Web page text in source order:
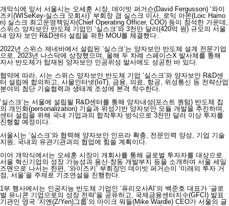
개막식에 앞서 서울시는 오세훈 시장, 데이빗 퍼거슨(David Fergusson) ‘와이
즈키(WISeKey-실스크 모회사)’ 부회장 겸 실스크 이사, 로익 아몬(Loic Hamo
n) 실스크 최고운영책임자(Chief Operating Officer, COO) 등이 참석한 가운데,
스위스 양자보안 반도체 기업인 ‘실스크’와 3천만 달러(420억 원) 규모의 서울
내 양자 보안 R&D센터 설립을 위한 MOU를 체결했다.
2022년 스위스 제네바에서 설립된 ‘실스크’는 양자보안 반도체 설계 전문기업
으로, 2023년 나스닥에 상장했으며, 올해 두 차례 스페이스X 발사체를 통해
자사 반도체가 탑재된 양자보안 인공위성 발사에도 성공한 바 있다.
협약에 따라, 시는 스위스 양자보안 반도체 기업 ‘실스크’와 양자보안 R&D센
터 설립에 합의하고, 사물인터넷(IoT), 금융, 의료, 항공, 위성통신 등 전략산업
분야의 첨단 기술협력과 생태계 조성에 본격 착수한다.
‘실스크’는 서울에 설립될 R&D센터를 통해 양자내성(포스트 퀀텀) 반도체 칩
의 개인화(personalization) 기술과 위성기반 양자보안 모듈 개발을 추진하며,
센터 설립을 위해 국내 기업과의 합작투자 방식으로 3천만 달러 이상 투자를
진행할 예정이다.
서울시는 ‘실스크’와 협력해 양자보안 인프라 확충, 전문인력 양성, 기업 기술
지원, 국내외 유관기관과의 협업에 힘쓸 계획이다.
이어 개막식에서는 오세훈 시장이 개회사를 통해 글로벌 투자자를 대상으로
서울 혁신기업의 성장 가능성과 용산·창동 개발부지 등을 소개하며 서울 세일
즈맨으로 나서는 한편, ‘와이즈키’ 부회장인 데이빗 퍼거슨이 ‘미래의 투자 거
점, 서울’을 주제로 기조연설을 진행한다.
1부 행사에서는 인공지능 반도체 기업인 ‘퓨리오사AI’의 백준호 대표가 ‘글로
벌 유니콘 기업으로의 성장 전략’을 공유하고, 국제금융센터지수(GFCI) 발표
기관인 영국 ‘지옌(Z/Yen)그룹’의 마이크 워들(Mike Wardle) CEO가 서울의 글